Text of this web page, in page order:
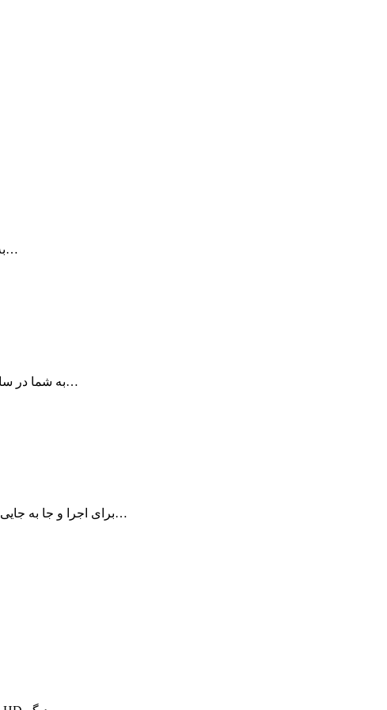
RePix به شما در تغییر سایز عکس ها به صورت دسته ای به یک…
Corel Painter به شما در ساخت پروژه های هنری فوق العاده در تعداد زیادی…
برنامه App Pier یک برنامه keyboard-firendly برای اجرا و جا به جایی میان برنامه‌های…